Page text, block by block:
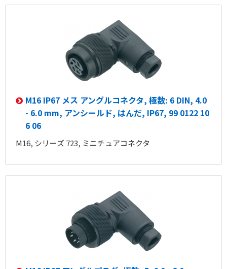
M16 IP67 メス アングルコネクタ, 極数: 6 DIN, 4.0
- 6.0 mm, アンシールド, はんだ, IP67, 99 0122 10
6 06
M16, シリーズ 723, ミニチュアコネクタ